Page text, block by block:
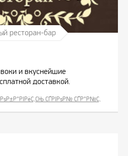
ресторан-бар
и вкуснейшие
доставкой.
СЃРІРѕР№ СЃР°Р№С‚